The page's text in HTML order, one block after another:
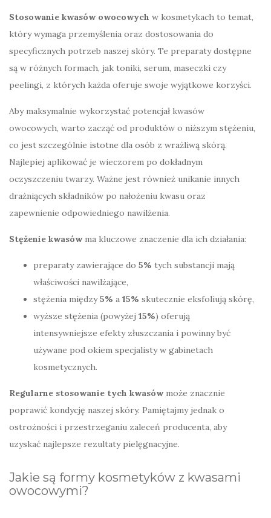
Stosowanie kwasów owocowych w kosmetykach to temat,
który wymaga przemyślenia oraz dostosowania do
specyficznych potrzeb naszej skóry. Te preparaty dostępne
są w różnych formach, jak toniki, serum, maseczki czy
peelingi, z których każda oferuje swoje wyjątkowe korzyści.
Aby maksymalnie wykorzystać potencjał kwasów
owocowych, warto zacząć od produktów o niższym stężeniu,
co jest szczególnie istotne dla osób z wrażliwą skórą.
Najlepiej aplikować je wieczorem po dokładnym
oczyszczeniu twarzy. Ważne jest również unikanie innych
drażniących składników po nałożeniu kwasu oraz
zapewnienie odpowiedniego nawilżenia.
Stężenie kwasów ma kluczowe znaczenie dla ich działania:
preparaty zawierające do 5% tych substancji mają
właściwości nawilżające,
stężenia między5% a 15% skutecznie eksfoliują skórę,
wyższe stężenia (powyżej 15%) oferują
intensywniejsze efekty złuszczania i powinny być
używane pod okiem specjalisty w gabinetach
kosmetycznych.
Regularne stosowanie tych kwasów może znacznie
poprawić kondycję naszej skóry. Pamiętajmy jednak o
ostrożności i przestrzeganiu zaleceń producenta, aby
uzyskać najlepsze rezultaty pielęgnacyjne.
Jakie są formy kosmetyków z kwasami
owocowymi?